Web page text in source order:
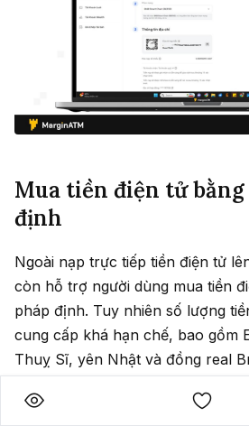
Mua tiền điện tử
định
Ngoài nạp trực tiếp tiền điện tử
còn hỗ trợ người dùng mua tiền
pháp định. Tuy nhiên số lượng
cung cấp khá hạn chế, bao gồm
Thuỵ Sĩ, yên Nhật và đồng real
Để nạp tiền tiền tử bằng tiền